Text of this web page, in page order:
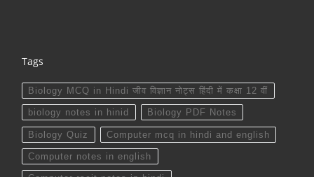
Tags
Biology MCQ in Hindi जीव विज्ञान नोट्स हिंदी में कक्षा 12 वीं
biology notes in hinid Biology PDF Notes
Biology Quiz Computer mcq in hindi and english
Computer notes in english